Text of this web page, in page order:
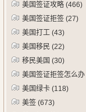
美国签证攻略 (466)
美国签证拒签 (27)
美国打工 (43)
美国移民 (22)
移民美国 (30)
美国签证拒签怎么办
美国绿卡 (118)
美签 (673)